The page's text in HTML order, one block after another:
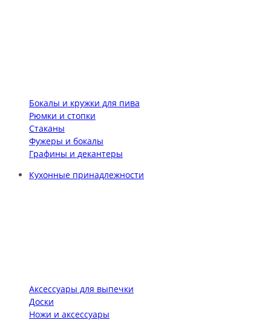
Бокалы и кружки для пива
Рюмки и стопки
Стаканы
Фужеры и бокалы
Графины и декантеры
Кухонные принадлежности
Аксессуары для выпечки
Доски
Ножи и аксессуары